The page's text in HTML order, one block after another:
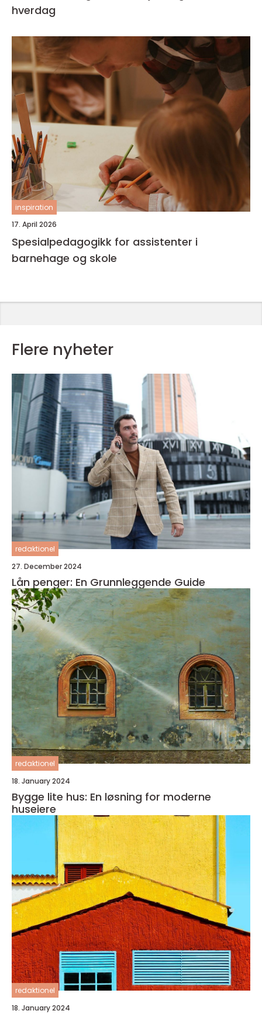
hverdag
inspiration
17. April 2026
Spesialpedagogikk for assistenter i
barnehage og skole
Flere nyheter
redaktionel
27. December 2024
Lån penger: En Grunnleggende Guide
redaktionel
18. January 2024
Bygge lite hus: En løsning for moderne
huseiere
redaktionel
18. January 2024